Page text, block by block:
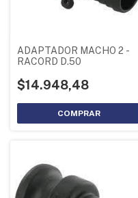
ADAPTADOR MACHO 2 -
RACORD D.50
$14.948,48